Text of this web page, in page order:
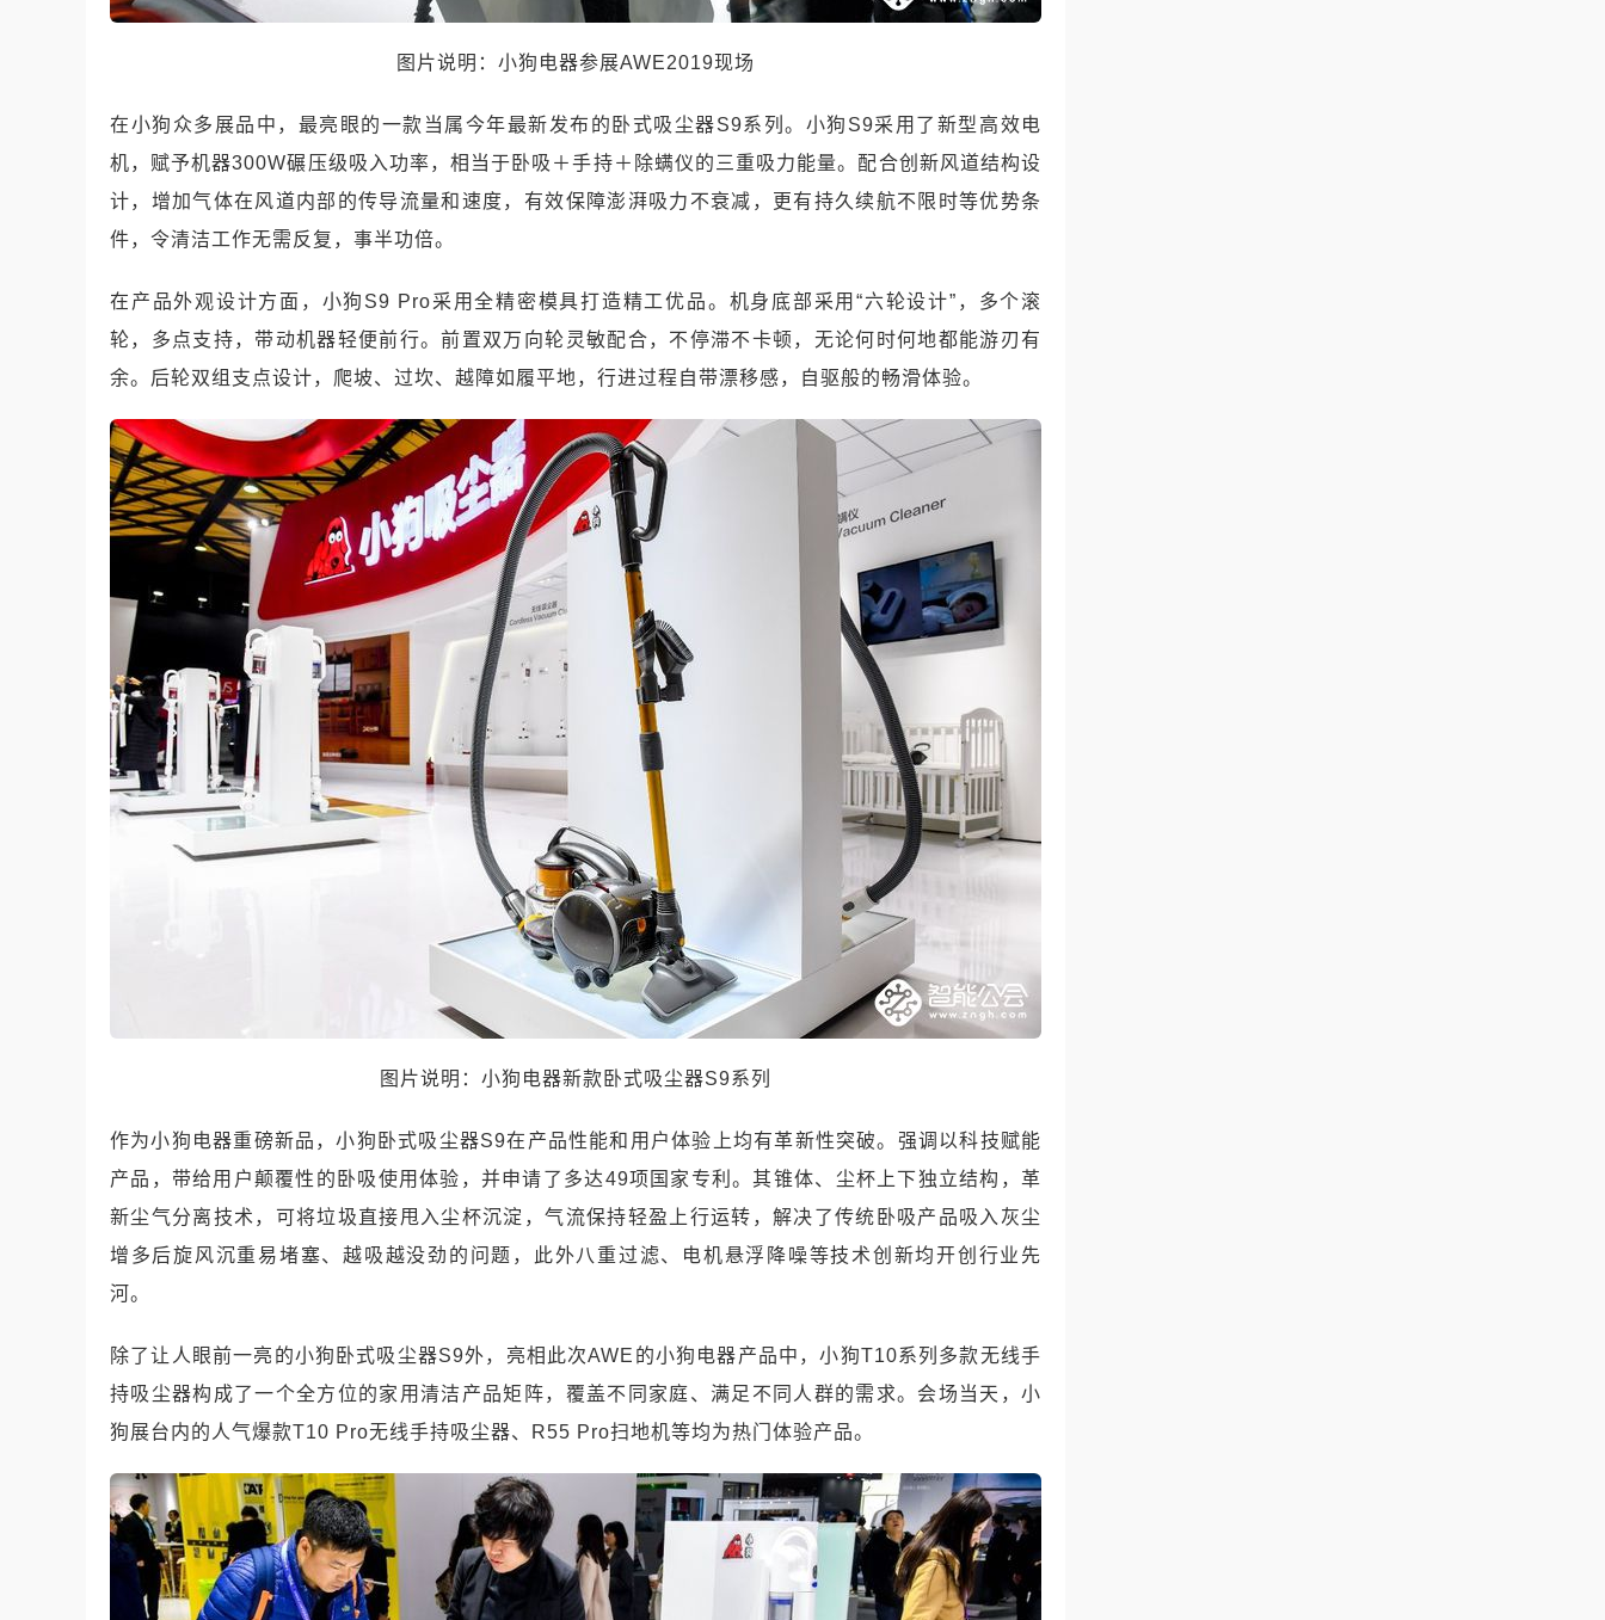
图片说明：小狗电器参展AWE2019现场
在小狗众多展品中，最亮眼的一款当属今年最新发布的卧式吸尘器S9系列。小狗 S9采用了新型高效电
机，赋予机器300W碾压级吸入功率，相当于卧吸＋手持＋除螨仪的三重吸力能量。配合创新风道结构设
计，增加气体在风道内部的传导流量和速度，有效保障澎湃吸力不衰减，更有持久续航不限时等优势条
件，令清洁工作无需反复，事半功倍。
在产品外观设计方面，小狗 S9 Pro采用全精密模具打造精工优品。机身底部采用“六轮设计” ，多个滚
轮，多点支持，带动机器轻便前行。前置双万向轮灵敏配合，不停滞不卡顿，无论何时何地都能游刃有
余。后轮双组支点设计，爬坡、过坎、越障如履平地，行进过程自带漂移感，自驱般的畅滑体验。
图片说明：小狗电器新款卧式吸尘器S9系列
作为小狗电器重磅新品，小狗卧式吸尘器S9在产品性能和用户体验上均有革新性突破。强调以科技赋能
产品，带给用户颠覆性的卧吸使用体验，并申请了多达49项国家专利。其锥体、尘杯上下独立结构，革
新尘气分离技术，可将垃圾直接甩入尘杯沉淀，气流保持轻盈上行运转，解决了传统卧吸产品吸入灰尘
增多后旋风沉重易堵塞、越吸越没劲的问题，此外八重过滤、电机悬浮降噪等技术创新均开创行业先
河。
除了让人眼前一亮的小狗卧式吸尘器S9外，亮相此次AWE 的小狗电器产品中，小狗T10系列多款无线手
持吸尘器构成了一个全方位的家用清洁产品矩阵，覆盖不同家庭、满足不同人群的需求。会场当天，小
狗展台内的人气爆款T10 Pro无线手持吸尘器、 R55 Pro扫地机等均为热门体验产品。